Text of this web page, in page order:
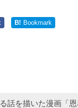
B! Bookmark
話を描いた漫画「